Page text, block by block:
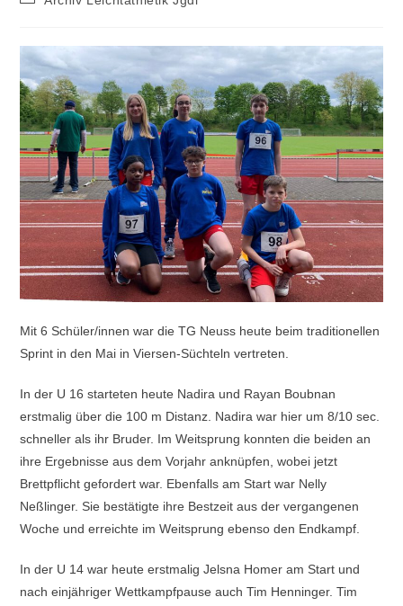
Mit 6 Schüler/innen war die TG Neuss heute beim traditionellen
Sprint in den Mai in Viersen-Süchteln vertreten.
In der U 16 starteten heute Nadira und Rayan Boubnan
erstmalig über die 100 m Distanz. Nadira war hier um 8/10 sec.
schneller als ihr Bruder. Im Weitsprung konnten die beiden an
ihre Ergebnisse aus dem Vorjahr anknüpfen, wobei jetzt
Brettpflicht gefordert war. Ebenfalls am Start war Nelly
Neßlinger. Sie bestätigte ihre Bestzeit aus der vergangenen
Woche und erreichte im Weitsprung ebenso den Endkampf.
In der U 14 war heute erstmalig Jelsna Homer am Start und
nach einjähriger Wettkampfpause auch Tim Henninger. Tim